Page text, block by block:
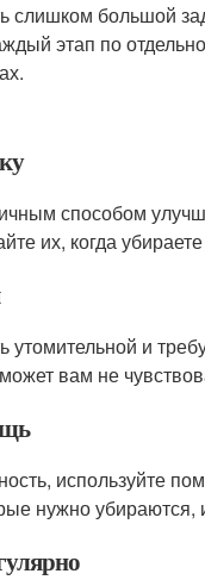
слишком большой
этап по
способом
их, когда
утомительной и
вам не
используйте
нужно убираются,